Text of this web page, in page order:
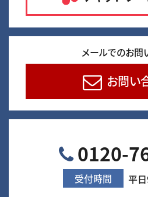
メールでのお問
お問い
0120-
受付時間 平